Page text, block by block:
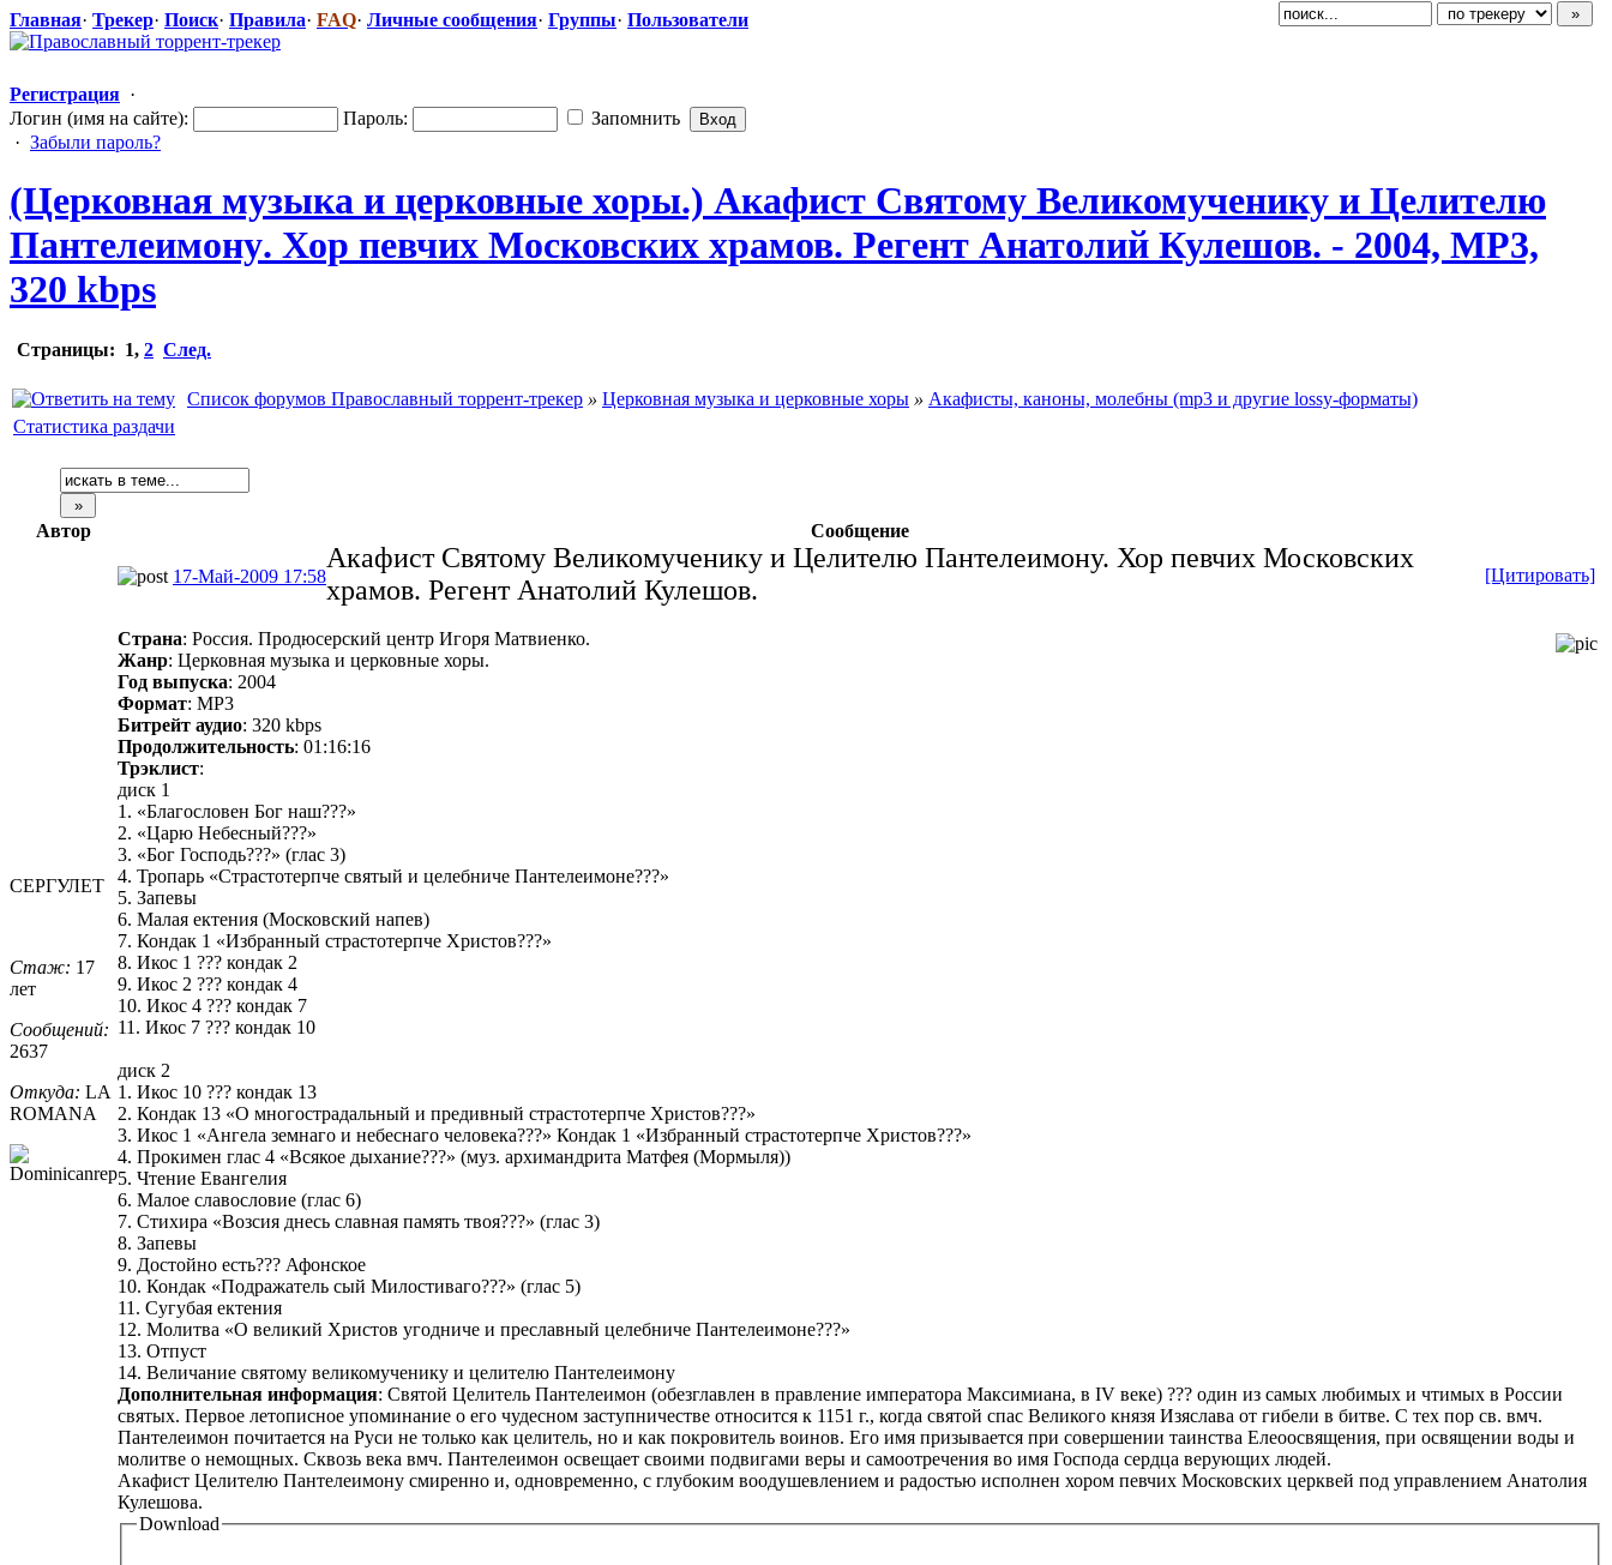
Главная· Трекер· Поиск· Правила· FAQ· Личные сообщения· Группы· Пользователи
Регистрация ·
Логин (имя на сайте):
Пароль:
Запомнить
· Забыли пароль?
(Церковная музыка и церковные хоры.) Акафист Святому Великомучени​ку и Целителю
Пантелеимону​. Хор певчих Московских храмов. Регент Анатолий Кулешов. - 2004, MP3,
320 kbps
Страницы: 1, 2 След.
Список форумов Православный торрент-трекер » Церковная музыка и церковные хоры » Акафисты, каноны, молебны (mp3 и другие lossy-форматы)
Статистика раздачи
Автор Сообщение
СЕРГУЛЕТ
Стаж: 17
лет
Сообщений:
2637
Откуда: LA
ROMANA
17-Май-2009 17:58 [Цитировать]
Акафист Святому Великомученику и Целителю Пантелеимону. Хор певчих Московских
храмов. Регент Анатолий Кулешов.
Страна: Россия. Продюсерский центр Игоря Матвиенко.
Жанр: Церковная музыка и церковные хоры.
Год выпуска: 2004
Формат: MP3
Битрейт аудио: 320 kbps
Продолжительность: 01:16:16
Трэклист:
диск 1
1. «Благословен Бог наш???»
2. «Царю Небесный???»
3. «Бог Господь???» (глас 3)
4. Тропарь «Страстотерпче святый и целебниче Пантелеимоне???»
5. Запевы
6. Малая ектения (Московский напев)
7. Кондак 1 «Избранный страстотерпче Христов???»
8. Икос 1 ??? кондак 2
9. Икос 2 ??? кондак 4
10. Икос 4 ??? кондак 7
11. Икос 7 ??? кондак 10
диск 2
1. Икос 10 ??? кондак 13
2. Кондак 13 «О многострадальный и предивный страстотерпче Христов???»
3. Икос 1 «Ангела земнаго и небеснаго человека???» Кондак 1 «Избранный страстотерпче Христов???»
4. Прокимен глас 4 «Всякое дыхание???» (муз. архимандрита Матфея (Мормыля))
5. Чтение Евангелия
6. Малое славословие (глас 6)
7. Стихира «Возсия днесь славная память твоя???» (глас 3)
8. Запевы
9. Достойно есть??? Афонское
10. Кондак «Подражатель сый Милостиваго???» (глас 5)
11. Сугубая ектения
12. Молитва «О великий Христов угодниче и преславный целебниче Пантелеимоне???»
13. Отпуст
14. Величание святому великомученику и целителю Пантелеимону
Дополнительная информация: Святой Целитель Пантелеимон (обезглавлен в правление императора Максимиана, в IV веке) ??? один из самых любимых и чтимых в России
святых. Первое летописное упоминание о его чудесном заступничестве относится к 1151 г., когда святой спас Великого князя Изяслава от гибели в битве. С тех пор св. вмч.
Пантелеимон почитается на Руси не только как целитель, но и как покровитель воинов. Его имя призывается при совершении таинства Елеоосвящения, при освящении воды и
молитве о немощных. Сквозь века вмч. Пантелеимон освещает своими подвигами веры и самоотречения во имя Господа сердца верующих людей.
Акафист Целителю Пантелеимону смиренно и, одновременно, с глубоким воодушевлением и радостью исполнен хором певчих Московских церквей под управлением Анатолия
Кулешова.
Download